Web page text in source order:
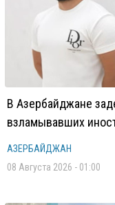
В Азербайджане
взламывавших
АЗЕРБАЙДЖАН
08 Августа 2026 - 01:00